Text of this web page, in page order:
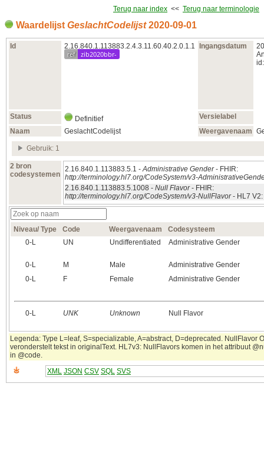
Terug naar index << Terug naar terminologie
Waardelijst GeslachtCodelijst2020‑09‑01
Id 2.16.840.1.113883.2.4.3.11.60.40.2.0.1.1
ref zib2020bbr-
Ingangsdatum
id:
Status Definitief
Versielabel
Naam
GeslachtCodelijst Weergavenaam
Gebruik: 1
2 bron
codesystemen
2.16.840.1.113883.5.1 -Administrative Gender- FHIR:
http://terminology.hl7.org/CodeSystem/v3-
2.16.840.1.113883.5.1008 - Null Flavor- FHIR:
http://terminology.hl7.org/CodeSystem/v3-NullFlavor- HL7 V2:
Niveau/ Type Code Weergavenaam
Codesysteem
0‑L
UN Undifferentiated Administrative Gender
0‑L M Male
Administrative Gender
0‑L
F Female Administrative Gender
0‑L UNK Unknown Null Flavor
Legenda: Type L=leaf, S=specializable, A=abstract, D=deprecated. NullFlavor
veronderstelt tekst in originalText. HL7v3: NullFlavors komen in het attribuut
in @code.
XML JSON CSV SQL SVS